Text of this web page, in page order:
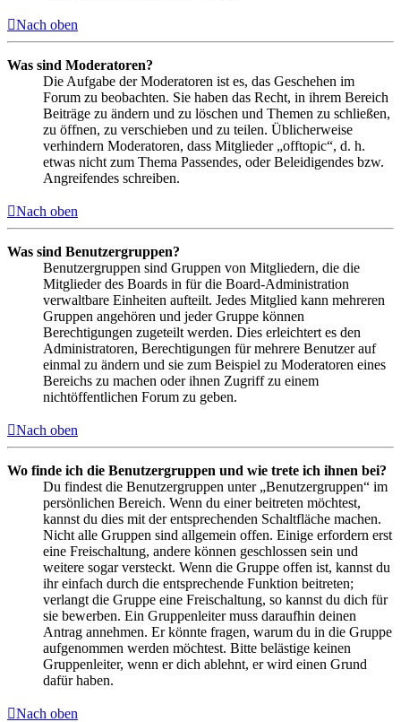
Nach oben
Was sind Moderatoren?
Die Aufgabe der Moderatoren ist es, das Geschehen im
Forum zu beobachten. Sie haben das Recht, in ihrem Bereich
Beiträge zu ändern und zu löschen und Themen zu schließen,
zu öffnen, zu verschieben und zu teilen. Üblicherweise
verhindern Moderatoren, dass Mitglieder „offtopic“, d. h.
etwas nicht zum Thema Passendes, oder Beleidigendes bzw.
Angreifendes schreiben.
Nach oben
Was sind Benutzergruppen?
Benutzergruppen sind Gruppen von Mitgliedern, die die
Mitglieder des Boards in für die Board-Administration
verwaltbare Einheiten aufteilt. Jedes Mitglied kann mehreren
Gruppen angehören und jeder Gruppe können
Berechtigungen zugeteilt werden. Dies erleichtert es den
Administratoren, Berechtigungen für mehrere Benutzer auf
einmal zu ändern und sie zum Beispiel zu Moderatoren eines
Bereichs zu machen oder ihnen Zugriff zu einem
nichtöffentlichen Forum zu geben.
Nach oben
Wo finde ich die Benutzergruppen und wie trete ich ihnen bei?
Du findest die Benutzergruppen unter „Benutzergruppen“ im
persönlichen Bereich. Wenn du einer beitreten möchtest,
kannst du dies mit der entsprechenden Schaltfläche machen.
Nicht alle Gruppen sind allgemein offen. Einige erfordern erst
eine Freischaltung, andere können geschlossen sein und
weitere sogar versteckt. Wenn die Gruppe offen ist, kannst du
ihr einfach durch die entsprechende Funktion beitreten;
verlangt die Gruppe eine Freischaltung, so kannst du dich für
sie bewerben. Ein Gruppenleiter muss daraufhin deinen
Antrag annehmen. Er könnte fragen, warum du in die Gruppe
aufgenommen werden möchtest. Bitte belästige keinen
Gruppenleiter, wenn er dich ablehnt, er wird einen Grund
dafür haben.
Nach oben